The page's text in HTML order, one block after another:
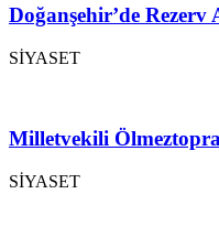
Doğanşehir’de
SİYASET
Milletvekili
SİYASET